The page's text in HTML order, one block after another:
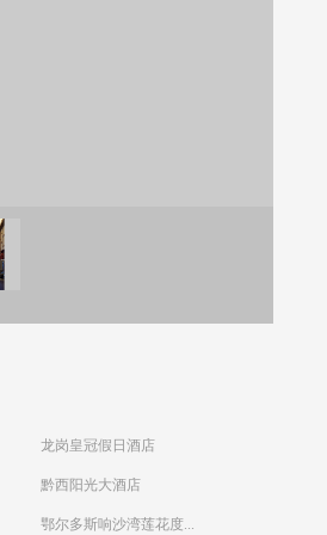
龙岗皇冠假日酒店
黔西阳光大酒店
鄂尔多斯响沙湾莲花度...